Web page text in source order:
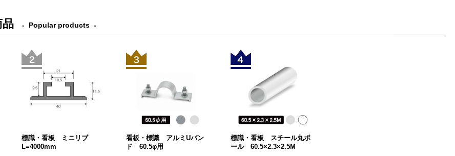
品 Popular products
標識・看板 ミニリブ
L=4000mm
看板・標識 アルミUバン
ド 60.5φ用
標識・看板 スチール丸ポ
ール 60.5×2.3×2.5M